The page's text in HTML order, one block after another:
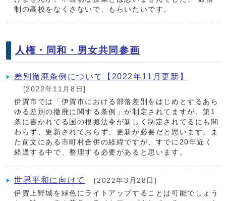
制の高校をなくさないで、もらいたいです。
人権・同和・男女共同参画
差別撤廃条例について【2022年11月更新】
[2022年11月8日]
伊賀市では「伊賀市における部落差別をはじめとするあら
ゆる差別の撤廃に関する条例」が制定されてますが、第1
条に書かれてる国の根拠法令が新しく制定されてるにも関
わらず、更新されておらず、更新が必要だと思います。ま
た前文にある市町村合併の経緯ですが、すでに20年近く
経過する中で、整理する必要があると思います。
世界平和に向けて
[2022年3月28日]
伊賀上野城を緑色にライトアップすることは可能でしょう